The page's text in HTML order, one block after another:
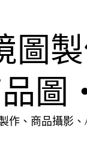
圖
圖
作、商品攝影